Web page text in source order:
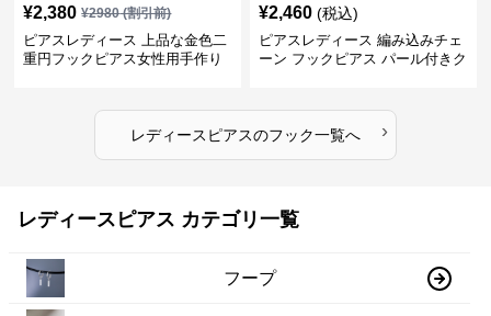
¥2,380 ¥2980(割引前)
ピアスレディース 上品な金色二
重円フックピアス女性用手作り
¥2,460 (税込)
ピアスレディース 編み込みチェ
ーン フックピアス パール付きク
レディースピアスのフック一覧へ ›
レディースピアス カテゴリ一覧
フープ